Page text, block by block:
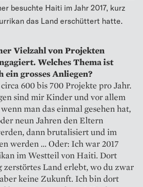
besuchte Haiti im Jahr 2017, kurz
das Land erschüttert hatte.
Vielzahl von Projekten
Welches Thema ist
ein grosses Anliegen?
600 bis 700 Projekte pro Jahr.
sind mir Kinder und vor allem
man das einmal gesehen hat,
neun Jahren den Eltern
dann brutalisiert und im
werden … Oder: Ich war 2017
im Westteil von Haiti. Dort
zerstörtes Land erlebt, wo du zwar
keine Zukunft. Ich bin dort